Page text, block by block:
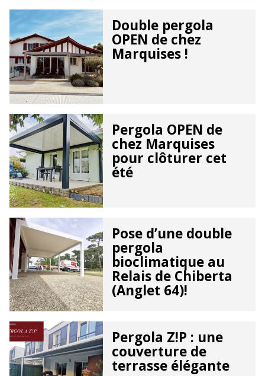
Double pergola
OPEN de chez
Marquises !
Pergola OPEN de
chez Marquises
pour clôturer cet
été
Pose d’une double
pergola
bioclimatique au
Relais de Chiberta
(Anglet 64)!
Pergola Z!P : une
couverture de
terrasse élégante